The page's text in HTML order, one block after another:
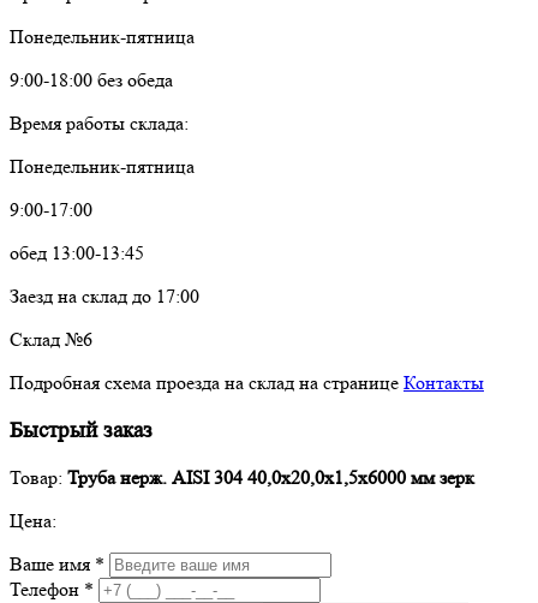
Понедельник-пятница
9:00-18:00 без обеда
Время работы склада:
Понедельник-пятница
9:00-17:00
обед 13:00-13:45
Заезд на склад до 17:00
Склад №6
Подробная схема проезда на склад на странице Контакты
Быстрый заказ
Товар: Труба нерж. AISI 304 40,0х20,0х1,5х6000 мм зерк
Цена:
Ваше имя *
Телефон *